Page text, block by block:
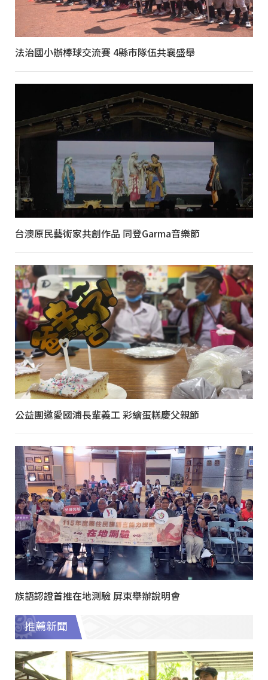
法治國小辦棒球交流賽 4縣市隊伍共襄盛舉
台澳原民藝術家共創作品 同登Garma音樂節
公益團邀愛國浦長輩義工 彩繪蛋糕慶父親節
族語認證首推在地測驗 屏東舉辦說明會
推薦新聞